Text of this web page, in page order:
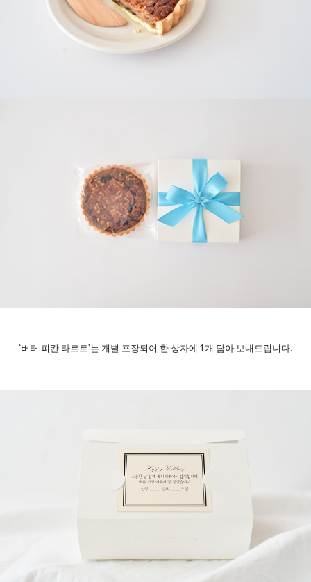
‘버터 피칸 타르트’는 개별 포장되어 한 상자에 1개 담아 보내드립니다.